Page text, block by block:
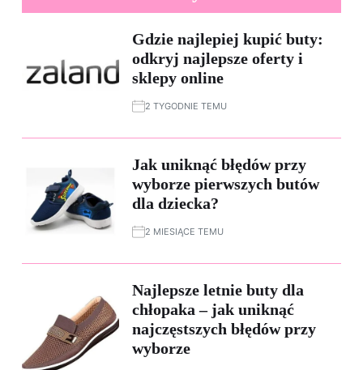
Gdzie najlepiej kupić buty:
odkryj najlepsze oferty i
sklepy online
2 TYGODNIE TEMU
Jak uniknąć błędów przy
wyborze pierwszych butów
dla dziecka?
2 MIESIĄCE TEMU
Najlepsze letnie buty dla
chłopaka – jak uniknąć
najczęstszych błędów przy
wyborze